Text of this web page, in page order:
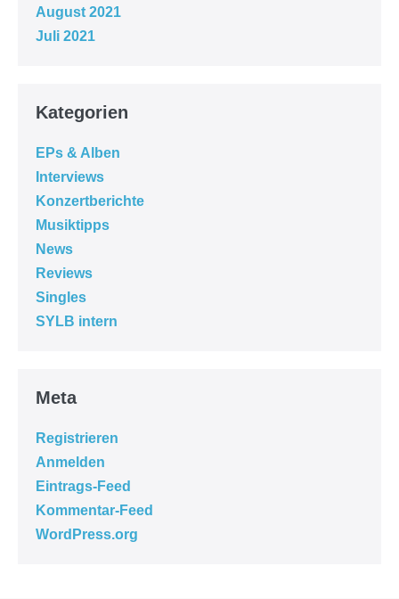
August 2021
Juli 2021
Kategorien
EPs & Alben
Interviews
Konzertberichte
Musiktipps
News
Reviews
Singles
SYLB intern
Meta
Registrieren
Anmelden
Eintrags-Feed
Kommentar-Feed
WordPress.org